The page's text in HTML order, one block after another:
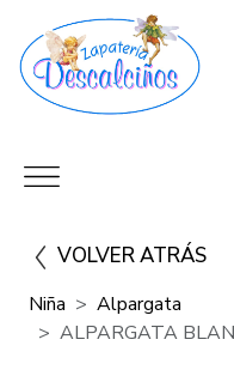
VOLVER ATRÁS
Niña
Alpargata
ALPARGATA